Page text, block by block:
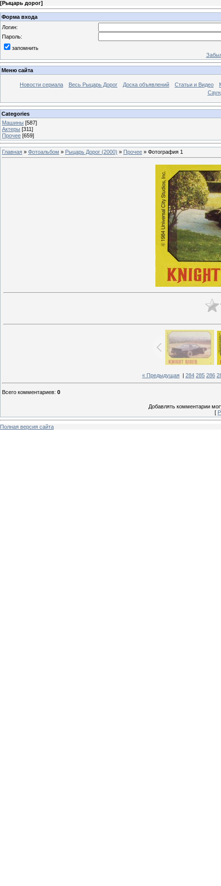
[Рыцарь дорог]
Форма входа
Логин:
Пароль:
запомнить
Меню сайта
Новости сериала Весь Рыцарь Дорог Доска объявлений Статьи и Видео
Categories
Машины [587]
Актеры [311]
Прочее [659]
Главная » Фотоальбом » Рыцарь Дорог (2000) » Прочее » Фотография 1
« Предыдущая 284 285 286
Всего комментариев: 0
Добавлять комментарии
[
Полная версия сайта